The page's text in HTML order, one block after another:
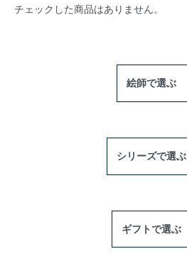
チェックした商品はありません。
絵師で選ぶ
シリーズで選ぶ
ギフトで選ぶ